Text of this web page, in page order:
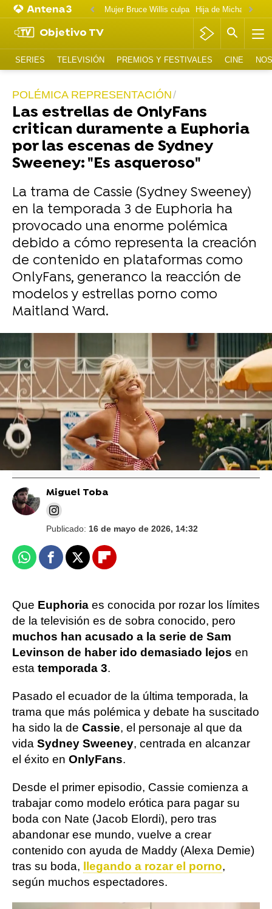
Mujer Bruce Willis culpa
Objetivo TV
SERIES TELEVISIÓN PREMIOS Y FESTIVALES CINE
POLÉMICA REPRESENTACIÓN
Las estrellas de OnlyFans
critican duramente a Euphoria
por las escenas de Sydney
Sweeney: "Es asqueroso"
La trama de Cassie (Sydney Sweeney)
en la temporada 3 de Euphoria ha
provocado una enorme polémica
debido a cómo representa la creación
de contenido en plataformas como
OnlyFans, generanco la reacción de
modelos y estrellas porno como
Maitland Ward.
HBO Max
Sam Levinson asegura que Sydney
Sweeney "es brillante si la presionas" tras
las críticas en Euphoria
Miguel Toba
Publicado: 16 de mayo de 2026, 14:32
WhatsappFacebook
X Flipboard
Que Euphoria es conocida por rozar los límites
de la televisión es de sobra conocido, pero
muchos han acusado a la serie de Sam
Levinson de haber ido demasiado lejos en
esta temporada 3.
Pasado el ecuador de la última temporada, la
trama que más polémica y debate ha suscitado
ha sido la de Cassie, el personaje al que da
vida Sydney Sweeney, centrada en alcanzar
el éxito en OnlyFans.
Desde el primer episodio, Cassie comienza a
trabajar como modelo erótica para pagar su
boda con Nate (Jacob Elordi), pero tras
abandonar ese mundo, vuelve a crear
contenido con ayuda de Maddy (Alexa Demie)
tras su boda,
llegando a rozar el porno,
según muchos espectadores.